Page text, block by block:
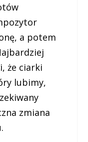
a potem
że ciarki
lubimy,
zmiana